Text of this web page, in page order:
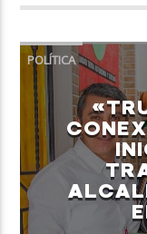
POLÍTICA